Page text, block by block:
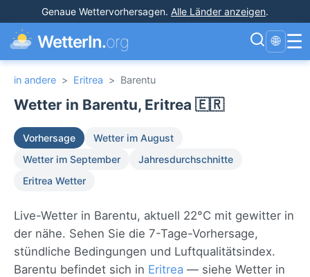
Genaue Wettervorhersagen. Alle Länder anzeigen.
WetterIn.org 🌐 ☰
in andere > Eritrea > Barentu
Wetter in Barentu, Eritrea 🇪🇷
Vorhersage
Wetter im August
Wetter im September
Jahresdurchschnitte
Eritrea Wetter
Live-Wetter in Barentu, aktuell 22°C mit gewitter in
der nähe. Sehen Sie die 7-Tage-Vorhersage,
stündliche Bedingungen und Luftqualitätsindex.
Barentu befindet sich in Eritrea — siehe Wetter in